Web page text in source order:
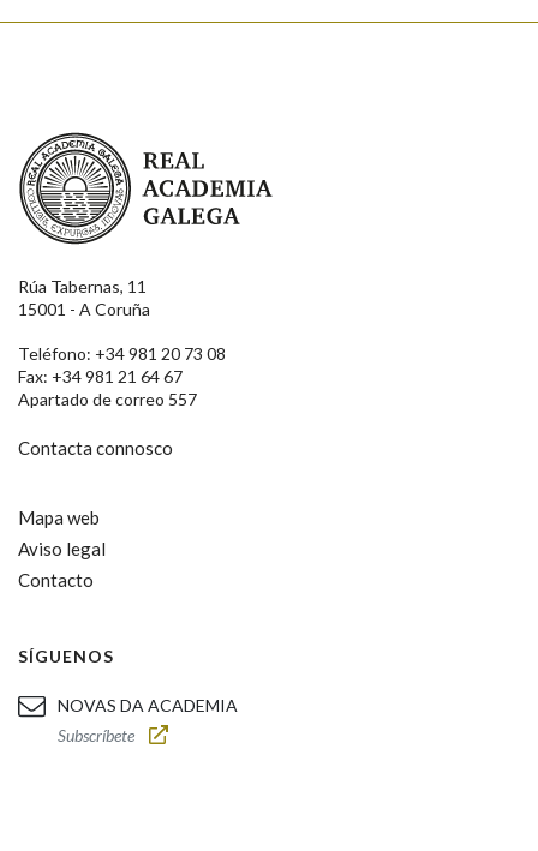
Real Academia Galega
Rúa Tabernas, 11
15001 - A Coruña
Teléfono: +34 981 20 73 08
Fax: +34 981 21 64 67
Apartado de correo 557
Contacta connosco
Mapa web
Aviso legal
Contacto
SÍGUENOS
NOVAS DA ACADEMIA
Subscríbete